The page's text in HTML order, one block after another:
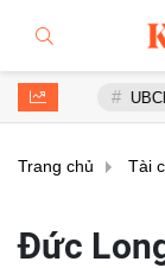
UBCKNN hủy tư
Trang chủ Tài
Đức